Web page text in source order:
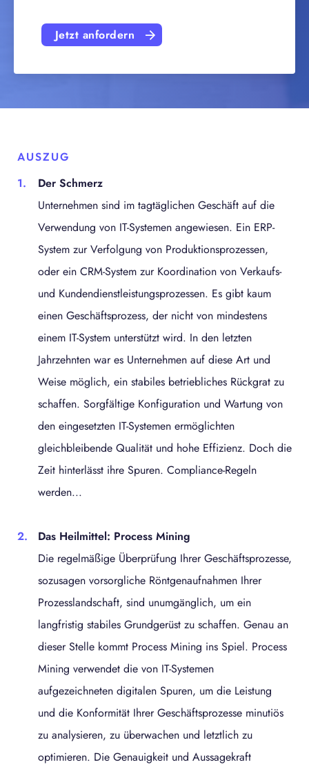
Jetzt anfordern
AUSZUG
Der Schmerz
Unternehmen sind im tagtäglichen Geschäft auf die
Verwendung von IT-Systemen angewiesen. Ein ERP-
System zur Verfolgung von Produktionsprozessen,
oder ein CRM-System zur Koordination von Verkaufs-
und Kundendienstleistungsprozessen. Es gibt kaum
einen Geschäftsprozess, der nicht von mindestens
einem IT-System unterstützt wird. In den letzten
Jahrzehnten war es Unternehmen auf diese Art und
Weise möglich, ein stabiles betriebliches Rückgrat zu
schaffen. Sorgfältige Konfiguration und Wartung von
den eingesetzten IT-Systemen ermöglichten
gleichbleibende Qualität und hohe Effizienz. Doch die
Zeit hinterlässt ihre Spuren. Compliance-Regeln
werden...
Das Heilmittel: Process Mining
Die regelmäßige Überprüfung Ihrer Geschäftsprozesse,
sozusagen vorsorgliche Röntgenaufnahmen Ihrer
Prozesslandschaft, sind unumgänglich, um ein
langfristig stabiles Grundgerüst zu schaffen. Genau an
dieser Stelle kommt Process Mining ins Spiel. Process
Mining verwendet die von IT-Systemen
aufgezeichneten digitalen Spuren, um die Leistung
und die Konformität Ihrer Geschäftsprozesse minutiös
zu analysieren, zu überwachen und letztlich zu
optimieren. Die Genauigkeit und Aussagekraft